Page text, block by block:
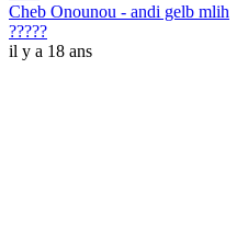
Cheb Onounou - andi gelb mlih
?????
il y a 18 ans